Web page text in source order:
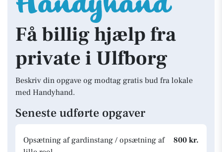
Få billig hjælp fra
private i Ulfborg
Beskriv din opgave og modtag gratis bud fra lokale
med Handyhand.
Seneste udførte opgaver
Opsætning af gardinstang / opsætning af
800 kr.